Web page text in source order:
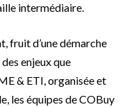
intermédiaire.
fruit d’une démarche
enjeux que
& ETI, organisée et
les équipes de COBuy